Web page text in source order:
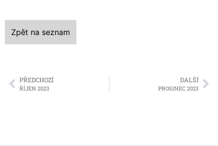
Zpět na seznam
PŘEDCHOZÍ
ŘÍJEN 2023
DALŠÍ
PROSINEC 2023